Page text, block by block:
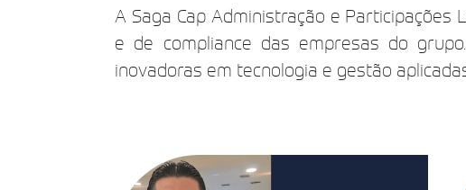
A Saga Cap Administração e
e de compliance das empresas do
inovadoras em tecnologia e gestão